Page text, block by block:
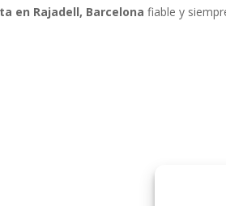
en Rajadell, Barcelona fiable y